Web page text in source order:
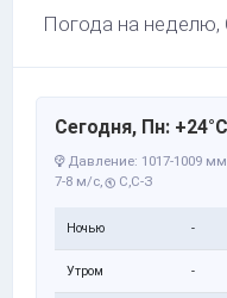
Погода на неделю,
Сегодня, Пн:
Давление: 1017-1009
7-8 м/с,
С,С-З
Ночью -
Утром -